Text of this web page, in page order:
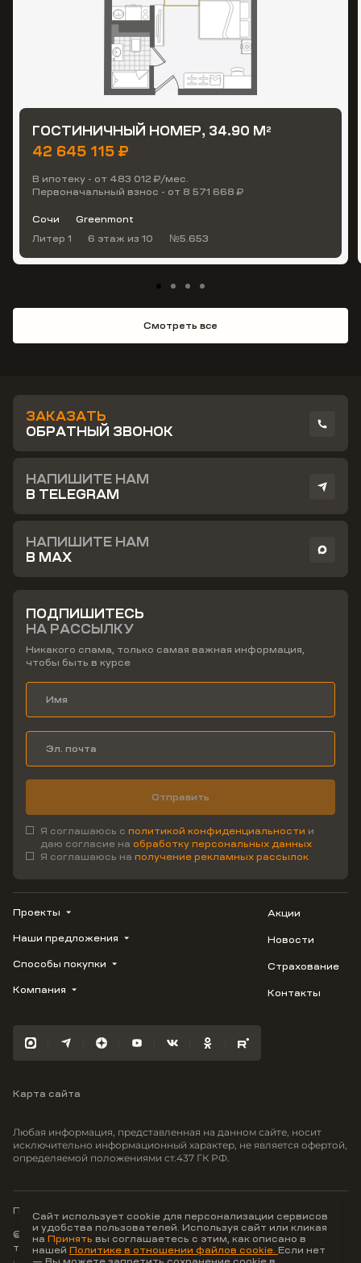
ГОСТИНИЧНЫЙ НОМЕР, 34.90 М2
42 645 115 ₽
В ипотеку - от 483 012 ₽/мес.
Первоначальный взнос - от 8 571 668 ₽
Сочи
Greenmont
Литер 1
6 этаж из 10 №5.653
Смотреть все
ЗАКАЗАТЬ
ОБРАТНЫЙ ЗВОНОК
НАПИШИТЕ НАМ
В TELEGRAM
НАПИШИТЕ НАМ
В MAX
ПОДПИШИТЕСЬ
НА РАССЫЛКУ
Никакого спама, только самая важная информация,
чтобы быть в курсе
Отправить
Я соглашаюсь с политикой конфиденциальности и
даю согласие на обработку персональных данных
Я соглашаюсь на получение рекламных рассылок
Проекты
ВЕРН
1799
Флора
Отражение
Моретта
Вместе
Наши предложения
Купить квартиру
Студию
3-комнатную
Способы покупки
Трейд-ин
100% оплата
Компания
Карьера
Акции
Новости
Страхование
Контакты
Карта сайта
Любая информация, представленная на данном сайте, носит
исключительно информационный характер, не является офертой,
определяемой положениями ст.437 ГК РФ.
© ООО Неоагентство, ИНН 9703176621,
тел.:+7 800 707-87-38
Политика конфиденциальности
Сайт использует cookie для персонализации сервисов
и удобства пользователей. Используя сайт или кликая
на Принять вы соглашаетесь с этим, как описано в
нашей Политике в отношении файлов cookie. Если нет